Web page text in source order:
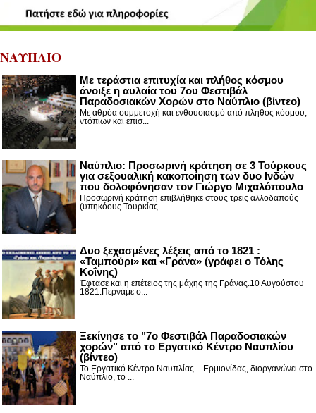
ΝΑΥΠΛΙΟ
Με τεράστια επιτυχία και πλήθος κόσμου
άνοιξε η αυλαία του 7ου Φεστιβάλ
Παραδοσιακών Χορών στο Ναύπλιο (βίντεο)
Με αθρόα συμμετοχή και ενθουσιασμό από πλήθος κόσμου,
ντόπιων και επισ...
Ναύπλιο: Προσωρινή κράτηση σε 3 Τούρκους
για σεξουαλική κακοποίηση των δυο Ινδών
που δολοφόνησαν τον Γιώργο Μιχαλόπουλο
Προσωρινή κράτηση επιβλήθηκε στους τρεις αλλοδαπούς
(υπηκόους Τουρκίας...
Δυο ξεχασμένες λέξεις από το 1821 :
«Ταμπούρι» και «Γράνα» (γράφει ο Τόλης
Κοΐνης)
Έφτασε και η επέτειος της μάχης της Γράνας.10 Αυγούστου
1821.Περνάμε σ...
Ξεκίνησε το "7ο Φεστιβάλ Παραδοσιακών
χορών" από το Εργατικό Κέντρο Ναυπλίου
(βίντεο)
Το Εργατικό Κέντρο Ναυπλίας – Ερμιονίδας, διοργανώνει στο
Ναύπλιο, το ...